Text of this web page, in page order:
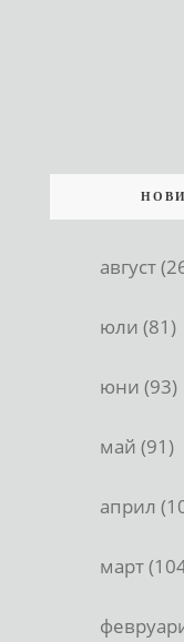
август
юли (81)
юни (93)
май (91)
април
март